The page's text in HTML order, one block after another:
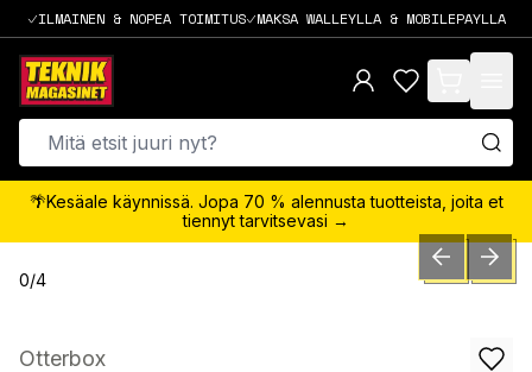
ILMAINEN & NOPEA TOIMITUS MAKSA WALLEYLLA & MOBILEPAYLLA
items in cart,
🌴Kesäale käynnissä. Jopa 70 % alennusta tuotteista, joita et
tiennyt tarvitsevasi →
0/4 PREVIOUSNEXT
Otterbox